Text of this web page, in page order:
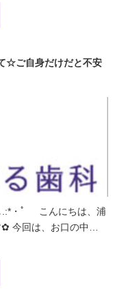
☆ご自身だけだと不安
.:*・ﾟ こんにちは、浦
今回は、お口の中の